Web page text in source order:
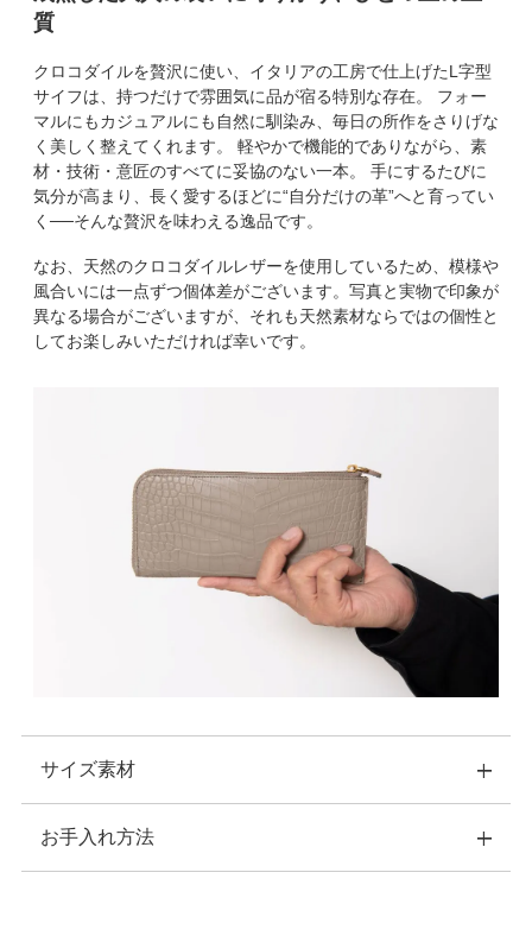
質
クロコダイルを贅沢に使い、イタリアの工房で仕上げたL字型
サイフは、持つだけで雰囲気に品が宿る特別な存在。 フォー
マルにもカジュアルにも自然に馴染み、毎日の所作をさりげな
く美しく整えてくれます。 軽やかで機能的でありながら、素
材・技術・意匠のすべてに妥協のない一本。 手にするたびに
気分が高まり、長く愛するほどに“自分だけの革”へと育ってい
く──そんな贅沢を味わえる逸品です。
なお、天然のクロコダイルレザーを使用しているため、模様や
風合いには一点ずつ個体差がございます。写真と実物で印象が
異なる場合がございますが、それも天然素材ならではの個性と
してお楽しみいただければ幸いです。
サイズ素材
お手入れ方法